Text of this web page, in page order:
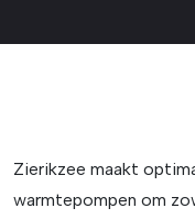
Zierikzee maakt
warmtepompen om